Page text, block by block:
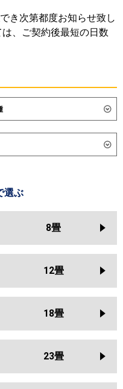
き次第都度お知らせ致し
、ご契約後最短の日数
S256ATCS
RAS-U251X
MSZ-NXV2526
MSZ-GV2526
MSZ-ZXV2526
RAS-VJ2526S
RAS-XJ2526S
RAS-ZJ2525S
S254ATMS
S254ATRS S253ATES
S253ATFS
S253ATRS S25ZTES
S25ZTFXS
S25ZTMXS
RAS-N251X RAS-
RAS-N251DZ RAS-
2513T RAS-K251DZ
選ぶ
8畳
12畳
18畳
23畳